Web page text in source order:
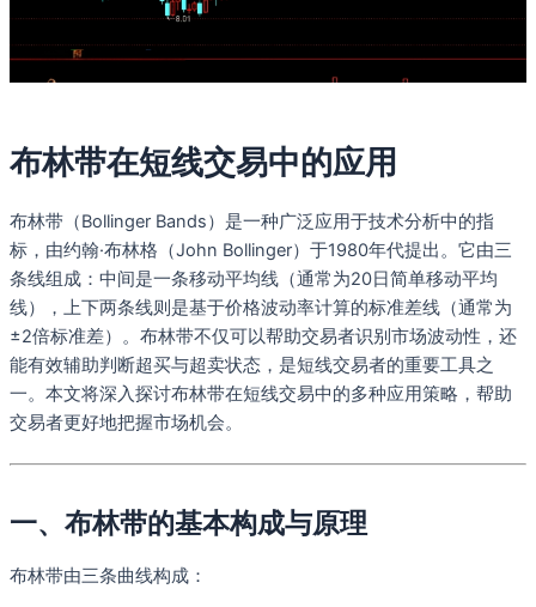
布林带在短线交易中的应用
布林带（Bollinger Bands）是一种广泛应用于技术分析中的指
标，由约翰·布林格（John Bollinger）于1980年代提出。它由三
条线组成：中间是一条移动平均线（通常为20日简单移动平均
线），上下两条线则是基于价格波动率计算的标准差线（通常为
±2倍标准差）。布林带不仅可以帮助交易者识别市场波动性，还
能有效辅助判断超买与超卖状态，是短线交易者的重要工具之
一。本文将深入探讨布林带在短线交易中的多种应用策略，帮助
交易者更好地把握市场机会。
一、布林带的基本构成与原理
布林带由三条曲线构成：